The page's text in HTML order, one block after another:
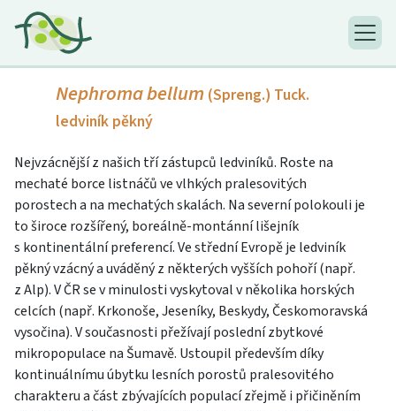
Nephroma bellum (Spreng.) Tuck.
ledviník pěkný
Nejvzácnější z našich tří zástupců ledviníků. Roste na
mechaté borce listnáčů ve vlhkých pralesovitých
porostech a na mechatých skalách. Na severní polokouli je
to široce rozšířený, boreálně-montánní lišejník
s kontinentální preferencí. Ve střední Evropě je ledviník
pěkný vzácný a uváděný z některých vyšších pohoří (např.
z Alp). V ČR se v minulosti vyskytoval v několika horských
celcích (např. Krkonoše, Jeseníky, Beskydy, Českomoravská
vysočina). V současnosti přežívají poslední zbytkové
mikropopulace na Šumavě. Ustoupil především díky
kontinuálnímu úbytku lesních porostů pralesovitého
charakteru a část zbývajících populací zřejmě i přičiněním